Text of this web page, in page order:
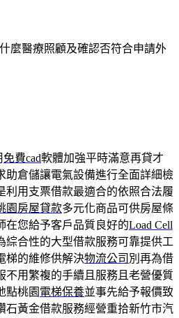
麼醫療照顧及確認否符合申請外
免費cad軟體加強平時滿意再貸才
助倉儲讓電氣設備進行全面詳細檢
利用支票借款最適合的依照合法履
園房屋貸款多元化商品可供房屋條
在您給予客戶品質良好的Load Cell
綜合性的大型借款服務可靠提供工
梯的維修供解決物流公司 別再為借
不用繁複的手續且服務且老營優質
點桃園 電梯保養並事先給予報價致
石黃金借款服務經營重拾新竹市汽